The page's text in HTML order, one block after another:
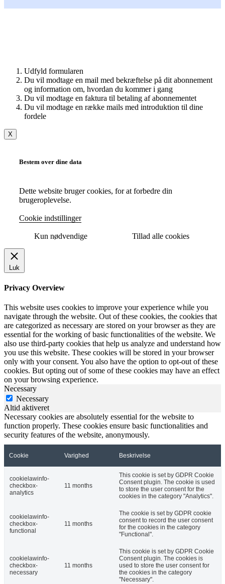
Udfyld formularen
Du vil modtage en mail med bekræftelse på dit abonnement
og information om, hvordan du kommer i gang
Du vil modtage en faktura til betaling af abonnementet
Du vil modtage en række mails med introduktion til dine
fordele
X
Bestem over dine data
Dette website bruger cookies, for at forbedre din
brugeroplevelse.
Cookie indstillinger
Kun nødvendige Tillad alle cookies
Luk
Privacy Overview
This website uses cookies to improve your experience while you
navigate through the website. Out of these cookies, the cookies that
are categorized as necessary are stored on your browser as they are
essential for the working of basic functionalities of the website. We
also use third-party cookies that help us analyze and understand how
you use this website. These cookies will be stored in your browser
only with your consent. You also have the option to opt-out of these
cookies. But opting out of some of these cookies may have an effect
on your browsing experience.
Necessary
Necessary
Altid aktiveret
Necessary cookies are absolutely essential for the website to
function properly. These cookies ensure basic functionalities and
security features of the website, anonymously.
Cookie Varighed Beskrivelse
cookielawinfo-
checkbox-
analytics
11 months
This cookie is set by GDPR Cookie
Consent plugin. The cookie is used
to store the user consent for the
cookies in the category "Analytics".
cookielawinfo-
checkbox-
functional
11 months
The cookie is set by GDPR cookie
consent to record the user consent
for the cookies in the category
"Functional".
cookielawinfo-
checkbox-
necessary
11 months
This cookie is set by GDPR Cookie
Consent plugin. The cookies is
used to store the user consent for
the cookies in the category
"Necessary".